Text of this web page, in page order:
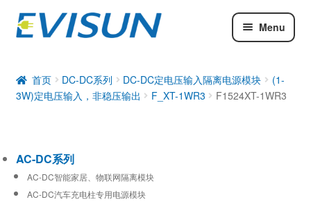
Menu
DC-DC系列
工业通信模块
首页 DC-DC系列 DC-DC定电压输入隔离电源模块
(1-
3W)定电压输入，非稳压输出
F_XT-1WR3 F1524XT-1WR3
AC-DC系列
AC-DC智能家居、物联网隔离模块
AC-DC汽车充电柱专用电源模块